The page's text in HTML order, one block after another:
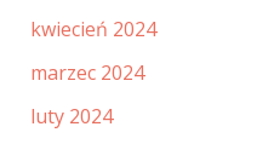
kwiecień 2024
marzec 2024
luty 2024